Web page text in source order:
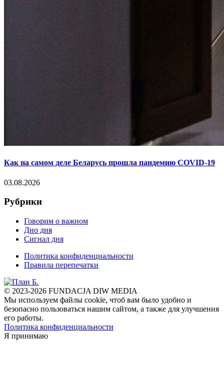
Как на самом деле Беларусь прошла пандемию COVID-19
03.08.2026
Рубрики
Говорим о важном
Дно дня
Сигнал дня
Политика конфиденциальности
Правила перепечатки
© 2023-2026 FUNDACJA DIW MEDIA
Мы используем файлы cookie, чтоб вам было удобно и
безопасно пользоваться нашим сайтом, а также для улучшения
его работы.
Политика конфиденциальности
Я принимаю